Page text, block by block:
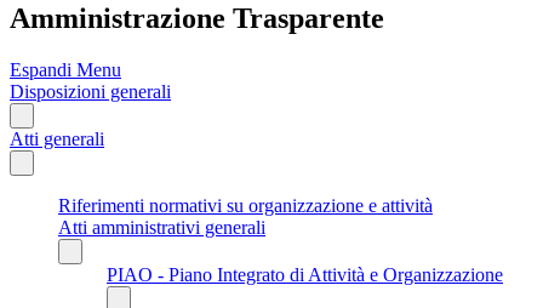
Amministrazione Trasparente
Espandi Menu
Disposizioni generali
Atti generali
Riferimenti normativi su organizzazione e attività
Atti amministrativi generali
PIAO - Piano Integrato di Attività e Organizzazione